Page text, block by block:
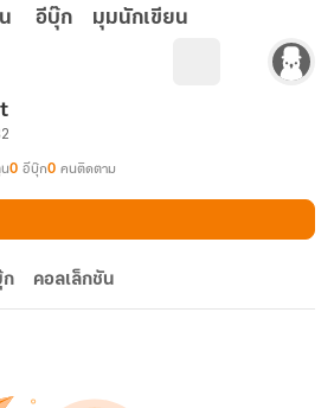
อีบุ๊ก มุมนักเขียน
0 อีบุ๊ก0 คนติดตาม
ก คอลเล็กชัน